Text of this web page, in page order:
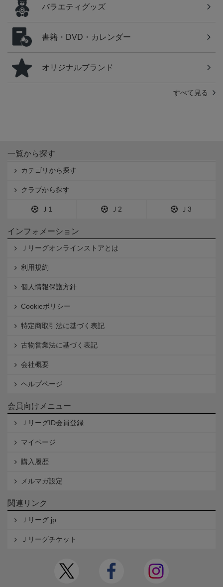
バラエティグッズ
書籍・DVD・カレンダー
オリジナルブランド
すべて見る
一覧から探す
カテゴリから探す
クラブから探す
Ｊ1 Ｊ2 Ｊ3
インフォメーション
Ｊリーグオンラインストアとは
利用規約
個人情報保護方針
Cookieポリシー
特定商取引法に基づく表記
古物営業法に基づく表記
会社概要
ヘルプページ
会員向けメニュー
ＪリーグID会員登録
マイページ
購入履歴
メルマガ設定
関連リンク
Ｊリーグ.jp
Ｊリーグチケット